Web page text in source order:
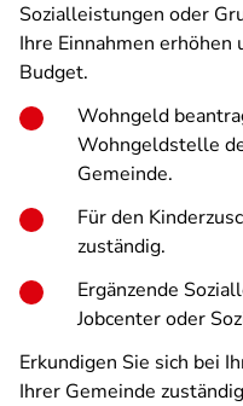
Sozialleistungen oder
Ihre Einnahmen erhöhen
Budget.
Wohngeld
Wohngeldstelle
Gemeinde.
Für den
zuständig.
Ergänzende
Jobcenter oder
Erkundigen Sie sich bei
Ihrer Gemeinde